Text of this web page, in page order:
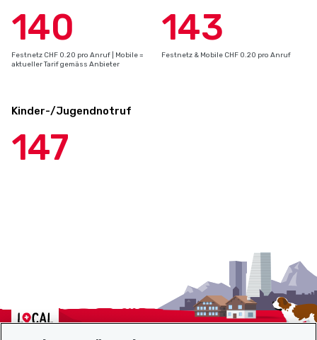
140
Festnetz CHF 0.20 pro Anruf | Mobile =
aktueller Tarif gemäss Anbieter
143
Festnetz & Mobile CHF 0.20 pro Anruf
Kinder-/Jugendnotruf
147
Localcities